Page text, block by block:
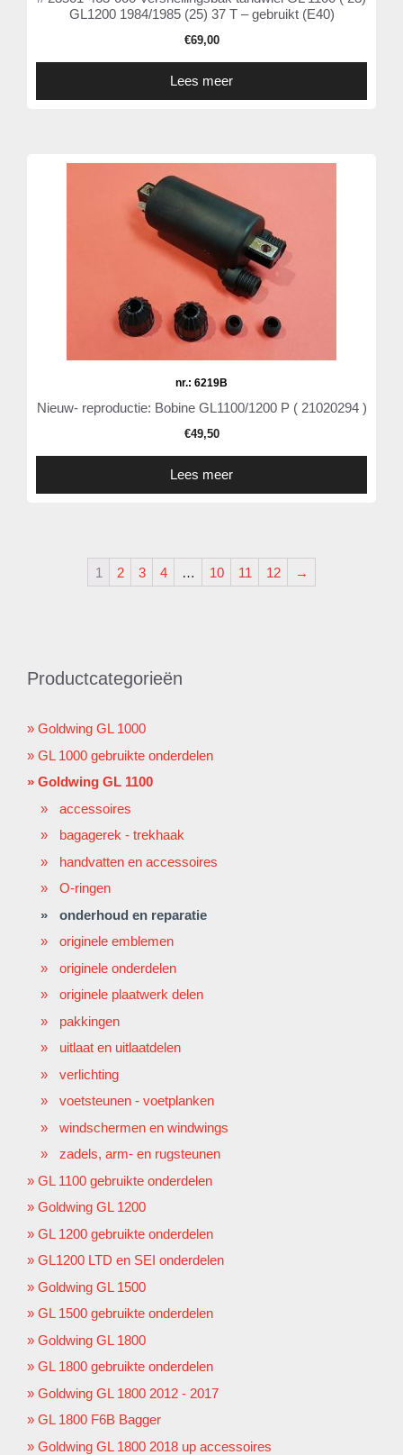
GL1200 1984/1985 (25) 37 T – gebruikt (E40)
€69,00
Lees meer
nr.: 6219B
Nieuw- reproductie: Bobine GL1100/1200 P ( 21020294 )
€49,50
Lees meer
1 2 3 4 … 10 11 12 →
Productcategorieën
Goldwing GL 1000
GL 1000 gebruikte onderdelen
Goldwing GL 1100
accessoires
bagagerek - trekhaak
handvatten en accessoires
O-ringen
onderhoud en reparatie
originele emblemen
originele onderdelen
originele plaatwerk delen
pakkingen
uitlaat en uitlaatdelen
verlichting
voetsteunen - voetplanken
windschermen en windwings
zadels, arm- en rugsteunen
GL 1100 gebruikte onderdelen
Goldwing GL 1200
GL 1200 gebruikte onderdelen
GL1200 LTD en SEI onderdelen
Goldwing GL 1500
GL 1500 gebruikte onderdelen
Goldwing GL 1800
GL 1800 gebruikte onderdelen
Goldwing GL 1800 2012 - 2017
GL 1800 F6B Bagger
Goldwing GL 1800 2018 up accessoires